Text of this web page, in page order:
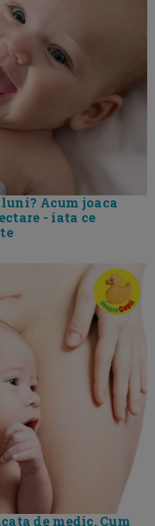
luni? Acum joaca
- iata ce
de medic. Cum